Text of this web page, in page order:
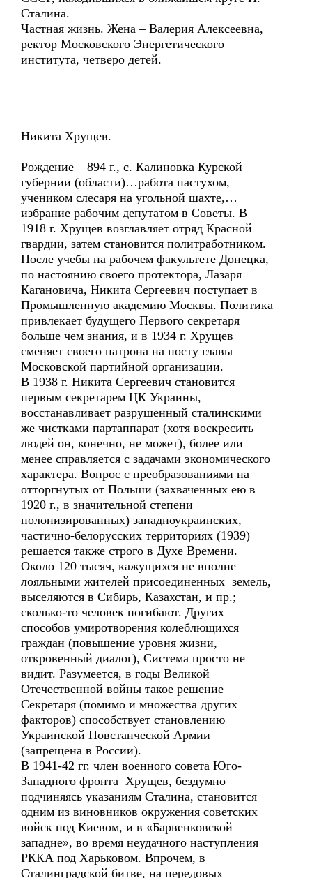
Сталина.
Частная жизнь. Жена – Валерия Алексеевна,
ректор Московского Энергетического
института, четверо детей.
Никита Хрущев.
Рождение – 894 г., с. Калиновка Курской
губернии (области)…работа пастухом,
учеником слесаря на угольной шахте,…
избрание рабочим депутатом в Советы. В
1918 г. Хрущев возглавляет отряд Красной
гвардии, затем становится политработником.
После учебы на рабочем факультете Донецка,
по настоянию своего протектора, Лазаря
Кагановича, Никита Сергеевич поступает в
Промышленную академию Москвы. Политика
привлекает будущего Первого секретаря
больше чем знания, и в 1934 г. Хрущев
сменяет своего патрона на посту главы
Московской партийной организации.
В 1938 г. Никита Сергеевич становится
первым секретарем ЦК Украины,
восстанавливает разрушенный сталинскими
же чистками партаппарат (хотя воскресить
людей он, конечно, не может), более или
менее справляется с задачами экономического
характера. Вопрос с преобразованиями на
отторгнутых от Польши (захваченных ею в
1920 г., в значительной степени
полонизированных) западноукраинских,
частично-белорусских территориях (1939)
решается также строго в Духе Времени.
Около 120 тысяч, кажущихся не вполне
лояльными жителей присоединенных земель,
выселяются в Сибирь, Казахстан, и пр.;
сколько-то человек погибают. Других
способов умиротворения колеблющихся
граждан (повышение уровня жизни,
откровенный диалог), Система просто не
видит. Разумеется, в годы Великой
Отечественной войны такое решение
Секретаря (помимо и множества других
факторов) способствует становлению
Украинской Повстанческой Армии
(запрещена в России).
В 1941-42 гг. член военного совета Юго-
Западного фронта Хрущев, бездумно
подчиняясь указаниям Сталина, становится
одним из виновников окружения советских
войск под Киевом, и в «Барвенковской
западне», во время неудачного наступления
РККА под Харьковом. Впрочем, в
Сталинградской битве, на передовых